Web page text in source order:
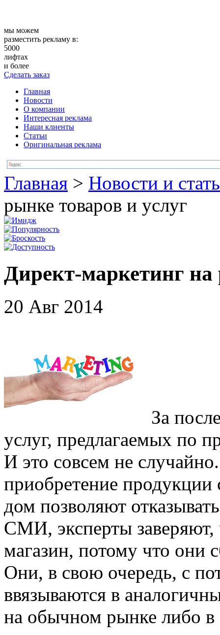
мы можем
разместить рекламу в:
5000
лифтах
и более
Сделать заказ
Главная
Новости
О компании
Интересная реклама
Наши клиенты
Статьи
Оригинальная реклама
Главная > Новости и
рынке товаров и услуг
Директ-маркетинг на
20 Авг 2014
За
услуг, предлагаемых по
И это совсем не
приобретение
дом позволяют
СМИ, эксперты заверяют,
магазин, потому что они
Они, в свою очередь, с
ввязываются в
на обычном рынке либо в